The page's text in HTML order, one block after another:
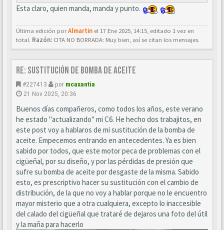
Esta claro, quien manda, manda y punto.
Última edición porAlmartin el 17 Ene 2025, 14:15, editado 1 vez en
total. Razón: CITA NO BORRADA: Muy bien, así se citan los mensajes.
Re: Sustitución de bomba de aceite
#227413 por mcaxantia
21 Nov 2025, 20:36
Buenos días compañeros, como todos los años, este verano
he estado "actualizando" mi C6. He hecho dos trabajitos, en
este post voy a hablaros de mi sustitución de la bomba de
aceite. Empecemos entrando en antecedentes. Ya es bien
sabido por todos, que este motor peca de problemas con el
cigüeñal, por su diseño, y por las pérdidas de presión que
sufre su bomba de aceite por desgaste de la misma. Sabido
esto, es prescriptivo hacer su sustitución con el cambio de
distribución, de la que no voy a hablar porque no le encuentro
mayor misterio que a otra cualquiera, excepto lo inaccesible
del calado del cigüeñal que trataré de dejaros una foto del útil
y la maña para hacerlo